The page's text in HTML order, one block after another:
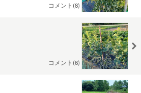
コメント(8)
コメント(6)